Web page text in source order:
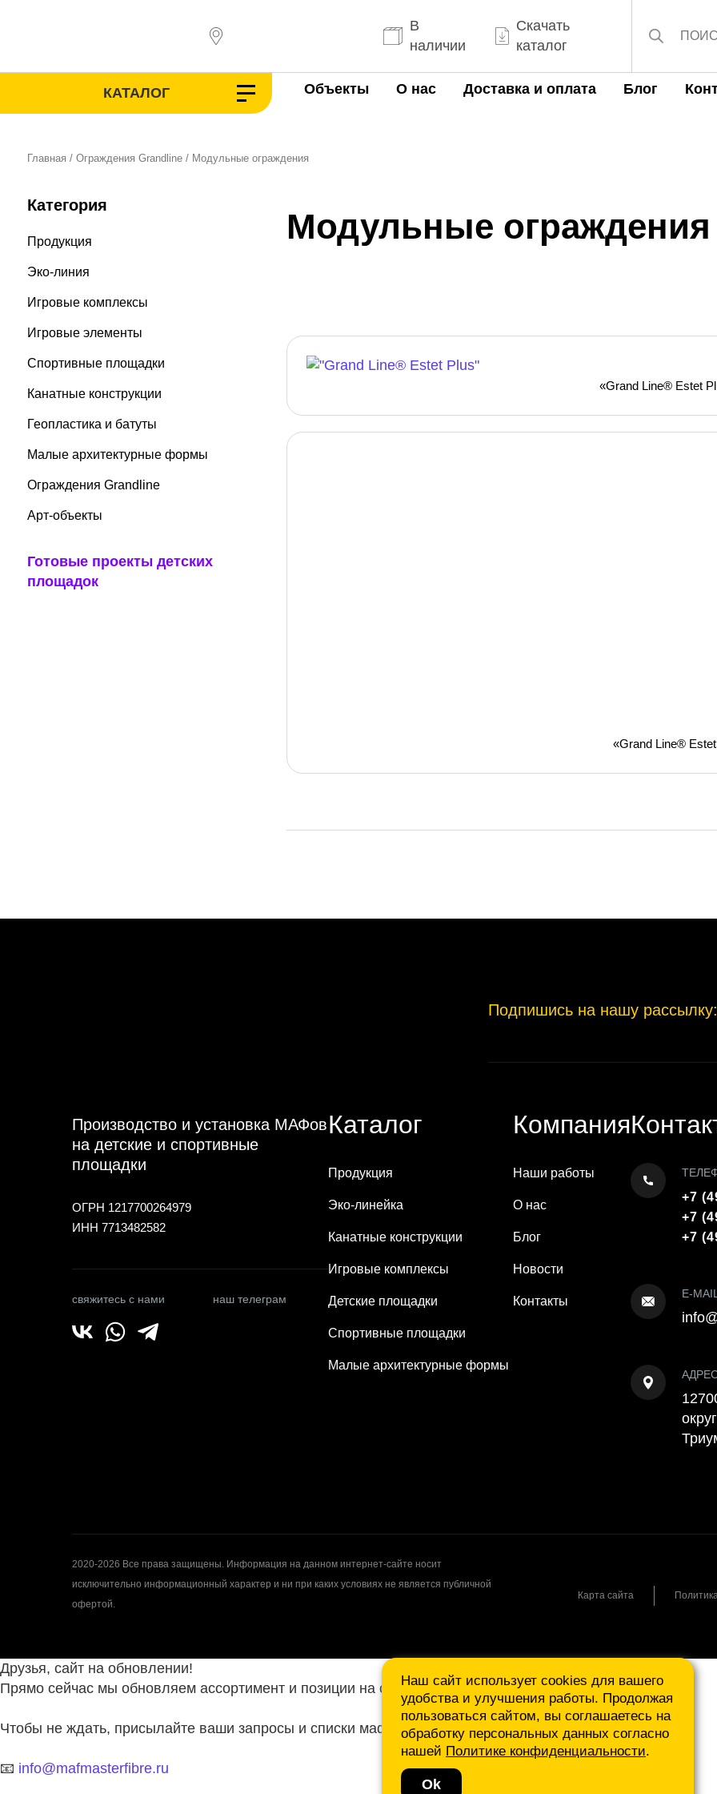
В
наличии
Скачать
каталог
КАТАЛОГ Объекты О нас Доставка и оплата Блог
Главная / Ограждения Grandline / Модульные ограждения
Категория
Продукция
Эко-линия
Игровые комплексы
Игровые элементы
Спортивные площадки
Канатные конструкции
Геопластика и батуты
Малые архитектурные формы
Ограждения Grandline
Арт-объекты
Готовые проекты детских
площадок
Модульные ограждения
«Grand Line® Estet
«Grand Line®
Подпишись на нашу рассылку:
Производство и установка МАФов
на детские и спортивные
площадки
ОГРН 1217700264979
ИНН 7713482582
свяжитесь с нами наш телеграм
Каталог
Продукция
Эко-линейка
Канатные конструкции
Игровые комплексы
Детские площадки
Спортивные площадки
Малые архитектурные формы
Компания
Наши работы
О нас
Блог
Новости
Контакты
+7
+7
+7
E-
2020-2026 Все права защищены. Информация на данном интернет-сайте носит
исключительно информационный характер и ни при каких условиях не является публичной
офертой.
Карта сайта
Наш сайт использует cookies для вашего
удобства и улучшения работы. Продолжая
пользоваться сайтом, вы соглашаетесь на
обработку персональных данных согласно
нашей Политике конфиденциальности.
Ok
Друзья, сайт на обновлении!
Прямо сейчас мы обновляем ассортимент и позиции на сайте.
Чтобы не ждать, присылайте ваши запросы и списки маф нам на почту.
📧 info@mafmasterfibre.ru